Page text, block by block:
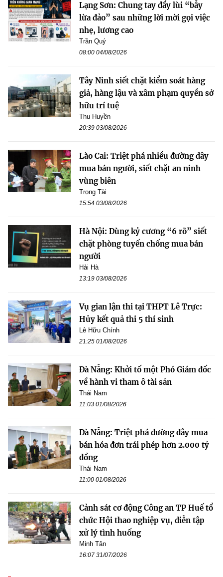
Lạng Sơn: Chung tay đẩy lùi “bẫy
lừa đảo” sau những lời mời gọi việc
nhẹ, lương cao
Trần Quý
08:00 04/08/2026
Tây Ninh siết chặt kiểm soát hàng
giả, hàng lậu và xâm phạm quyền sở
hữu trí tuệ
Thu Huyền
20:39 03/08/2026
Lào Cai: Triệt phá nhiều đường dây
mua bán người, siết chặt an ninh
vùng biên
Trọng Tài
15:54 03/08/2026
Hà Nội: Dùng kỷ cương “6 rõ” siết
chặt phòng tuyến chống mua bán
người
Hải Hà
13:19 03/08/2026
Vụ gian lận thi tại THPT Lê Trực:
Hủy kết quả thi 5 thí sinh
Lê Hữu Chính
21:25 01/08/2026
Đà Nẵng: Khởi tố một Phó Giám đốc
về hành vi tham ô tài sản
Thái Nam
11:03 01/08/2026
Đà Nẵng: Triệt phá đường dây mua
bán hóa đơn trái phép hơn 2.000 tỷ
đồng
Thái Nam
11:00 01/08/2026
Cảnh sát cơ động Công an TP Huế tổ
chức Hội thao nghiệp vụ, diễn tập
xử lý tình huống
Minh Tân
16:07 31/07/2026